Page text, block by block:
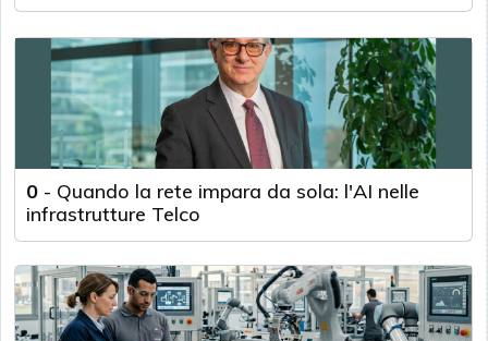
0 - Quando la rete impara da sola: l'AI nelle
infrastrutture Telco